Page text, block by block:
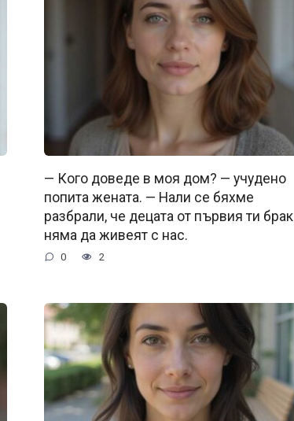
— Кого доведе в моя дом? — учудено
попита жената. — Нали се бяхме
разбрали, че децата от първия ти брак
няма да живеят с нас.
0 2